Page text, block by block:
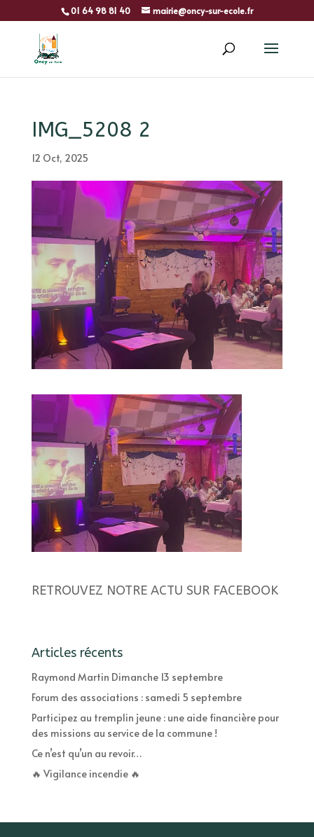
01 64 98 81 40 mairie@oncy-sur-ecole.fr
IMG_5208 2
12 Oct, 2025
RETROUVEZ NOTRE ACTU SUR FACEBOOK
Articles récents
Raymond Martin Dimanche 13 septembre
Forum des associations : samedi 5 septembre
Participez au tremplin jeune : une aide financière pour
des missions au service de la commune !
Ce n’est qu’un au revoir…
🔥 Vigilance incendie 🔥